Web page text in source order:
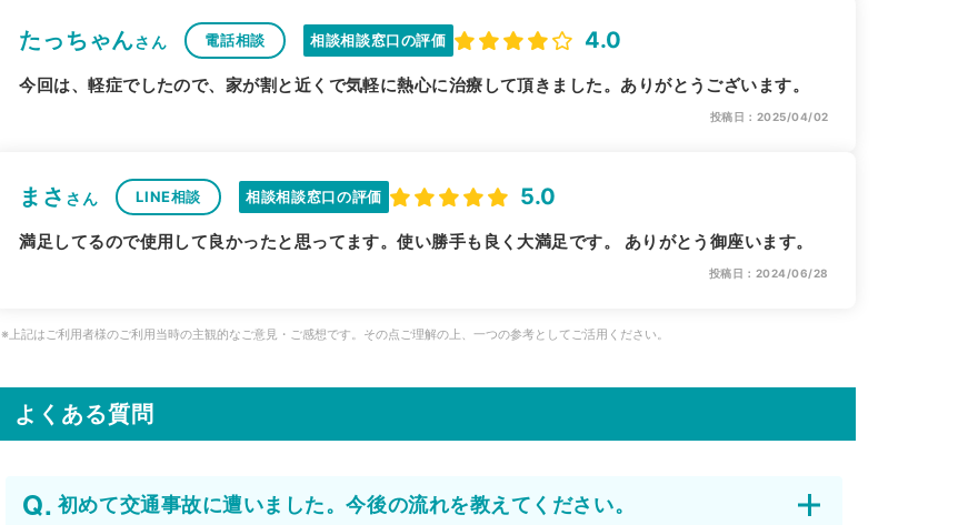
たっちゃんさん 電話相談 相談相談窓口の評価 4.0
今回は、軽症でしたので、家が割と近くで気軽に熱心に治療して頂きました。ありがとうございます。
投稿日：2025/04/02
まさ さん LINE相談 相談相談窓口の評価 5.0
満足してるので使用して良かったと思ってます。使い勝手も良く大満足です。 ありがとう御座います。
投稿日：2024/06/28
※上記はご利用者様のご利用当時の主観的なご意見・ご感想です。その点ご理解の上、一つの参考としてご活用ください。
よくある質問
初めて交通事故に遭いました。今後の流れを教えてください。